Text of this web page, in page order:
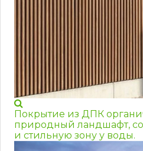
Покрытие из ДПК
природный ландшафт,
и стильную зону у воды.